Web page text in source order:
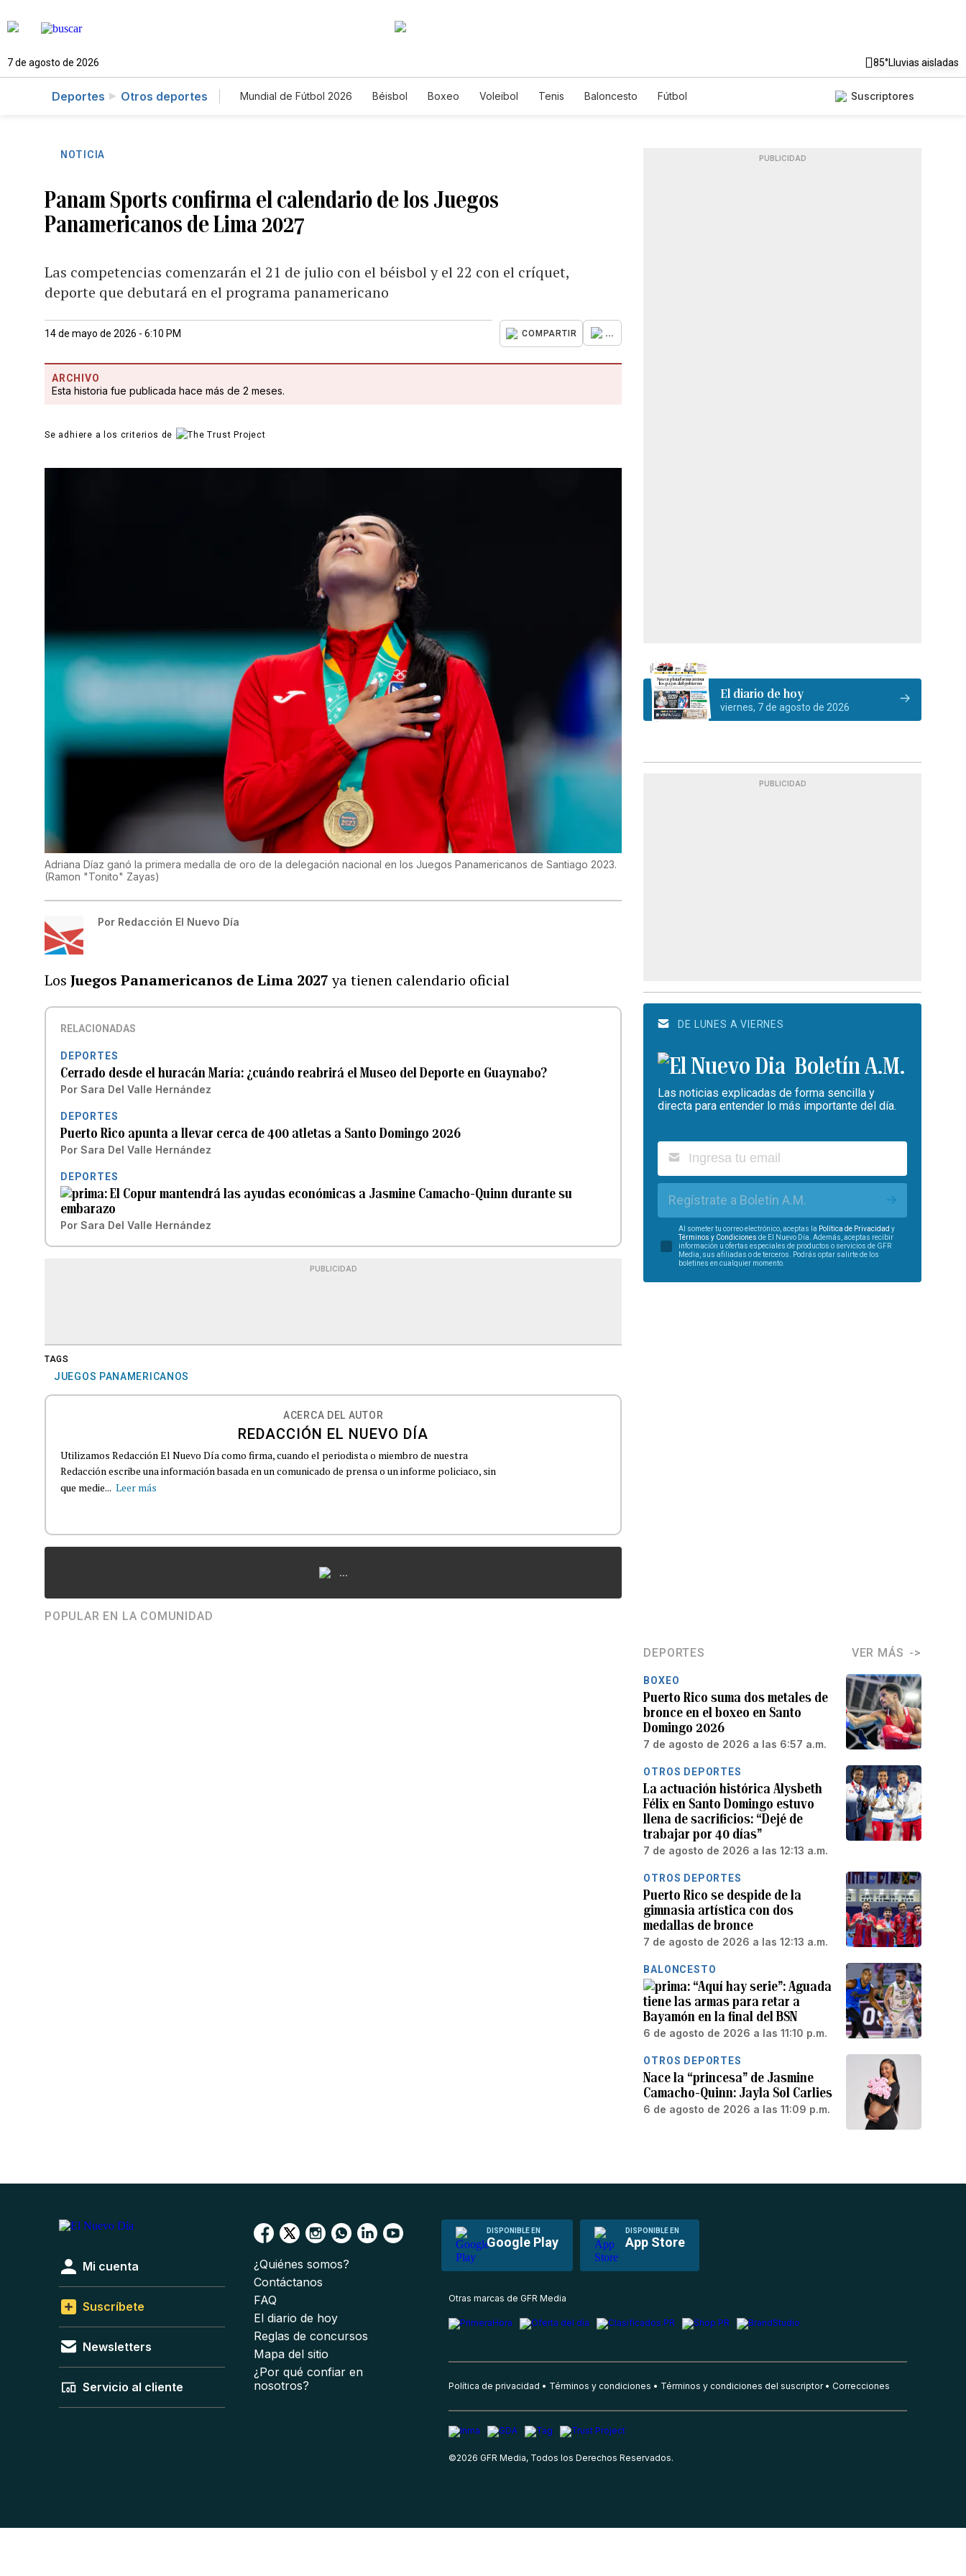
7 de agosto de 2026 85°Lluvias aisladas
Deportes Otros deportes Mundial de Fútbol 2026 Béisbol Boxeo Voleibol Tenis Baloncesto Fútbol Suscriptores
NOTICIA
Panam Sports confirma el calendario de los Juegos
Panamericanos de Lima 2027
Las competencias comenzarán el 21 de julio con el béisbol y el 22 con el críquet,
deporte que debutará en el programa panamericano
14 de mayo de 2026 - 6:10 PM COMPARTIR ...
ARCHIVO
Esta historia fue publicada hace más de 2 meses.
Se adhiere a los criterios de
Adriana Díaz ganó la primera medalla de oro de la delegación nacional en los Juegos Panamericanos de Santiago 2023.
(Ramon "Tonito" Zayas)
Por Redacción El Nuevo Día
LosJuegos Panamericanos de Lima 2027ya tienen calendario oficial
RELACIONADAS
DEPORTES
Cerrado desde el huracán María: ¿cuándo reabrirá el Museo del Deporte en Guaynabo?
Por Sara Del Valle Hernández
DEPORTES
Puerto Rico apunta a llevar cerca de 400 atletas a Santo Domingo 2026
Por Sara Del Valle Hernández
DEPORTES
El Copur mantendrá las ayudas económicas a Jasmine Camacho-Quinn durante su
embarazo
Por Sara Del Valle Hernández
PUBLICIDAD
TAGS
JUEGOS PANAMERICANOS
ACERCA DEL AUTOR
REDACCIÓN EL NUEVO DÍA
Utilizamos Redacción El Nuevo Día como firma, cuando el periodista o miembro de nuestra
Redacción escribe una información basada en un comunicado de prensa o un informe policiaco, sin
que medie... Leer más
...
POPULAR EN LA COMUNIDAD
PUBLICIDAD
El diario de hoy
viernes, 7 de agosto de 2026
PUBLICIDAD
DE LUNES A VIERNES
Boletín A.M.
Las noticias explicadas de forma sencilla y
directa para entender lo más importante del día.
Regístrate a Boletín A.M.
Al someter tu correo electrónico, aceptas la Política de Privacidad y
Términos y Condiciones de El Nuevo Día. Además, aceptas recibir
información u ofertas especiales de productos o servicios de GFR
Media, sus afiliadas o de terceros. Podrás optar salirte de los
boletines en cualquier momento.
DEPORTES VER MÁS
BOXEO
Puerto Rico suma dos metales de
bronce en el boxeo en Santo
Domingo 2026
7 de agosto de 2026 a las 6:57 a.m.
OTROS DEPORTES
La actuación histórica Alysbeth
Félix en Santo Domingo estuvo
llena de sacrificios: “Dejé de
trabajar por 40 días”
7 de agosto de 2026 a las 12:13 a.m.
OTROS DEPORTES
Puerto Rico se despide de la
gimnasia artística con dos
medallas de bronce
7 de agosto de 2026 a las 12:13 a.m.
BALONCESTO
“Aquí hay serie”: Aguada
tiene las armas para retar a
Bayamón en la final del BSN
6 de agosto de 2026 a las 11:10 p.m.
OTROS DEPORTES
Nace la “princesa” de Jasmine
Camacho-Quinn: Jayla Sol Carlies
6 de agosto de 2026 a las 11:09 p.m.
DISPONIBLE EN
Google Play
DISPONIBLE EN
App Store
Mi cuenta
Suscríbete
Newsletters
Servicio al cliente
¿Quiénes somos?
Contáctanos
FAQ
El diario de hoy
Reglas de concursos
Mapa del sitio
¿Por qué confiar en
nosotros?
Otras marcas de GFR Media
Política de privacidad Términos y condiciones Términos y condiciones del suscriptor Correcciones
©2026 GFR Media, Todos los Derechos Reservados.